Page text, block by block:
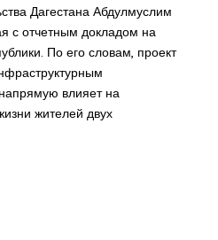
Дагестана Абдулмуслим
с отчетным докладом на
По его словам, проект
влияет на
жителей двух